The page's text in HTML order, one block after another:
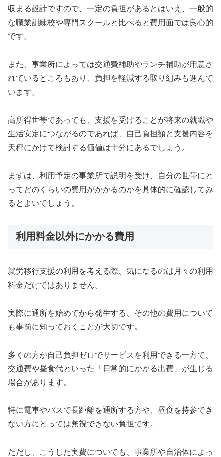
収まる設計ですので、一定の負担があるとはいえ、一般的
な職業訓練校や専門スクールと比べると費用面では良心的
です。
また、事業所によっては交通費補助やランチ補助が用意さ
れているところもあり、負担を軽減する取り組みも進んで
います。
高所得世帯であっても、支援を受けることが将来の就職や
生活安定につながるのであれば、自己負担額と支援内容を
天秤にかけて検討する価値は十分にあるでしょう。
まずは、利用予定の事業所で説明を受け、自分の世帯にと
ってどのくらいの費用がかかるのかを具体的に確認してみ
るとよいでしょう。
利用料金以外にかかる費用
就労移行支援の利用を考える際、気になるのは月々の利用
料金だけではありません。
実際に通所を始めてから発生する、その他の費用について
も事前に知っておくことが大切です。
多くの方が自己負担ゼロでサービスを利用できる一方で、
交通費や昼食代といった「日常的にかかる出費」が生じる
場合があります。
特に電車やバスで長距離を通所する方や、昼食を持参でき
ない方にとっては無視できない負担です。
ただし、こうした実費についても、事業所や自治体によっ